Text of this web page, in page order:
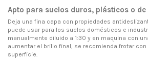
Apto para suelos duros, plásticos o de
Deja una fina capa con propiedades
puede usar para los suelos domésticos e
manualmente diluido a 1:30 y en maquina con
aumentar el brillo final, se recomienda frotar con
superficie.